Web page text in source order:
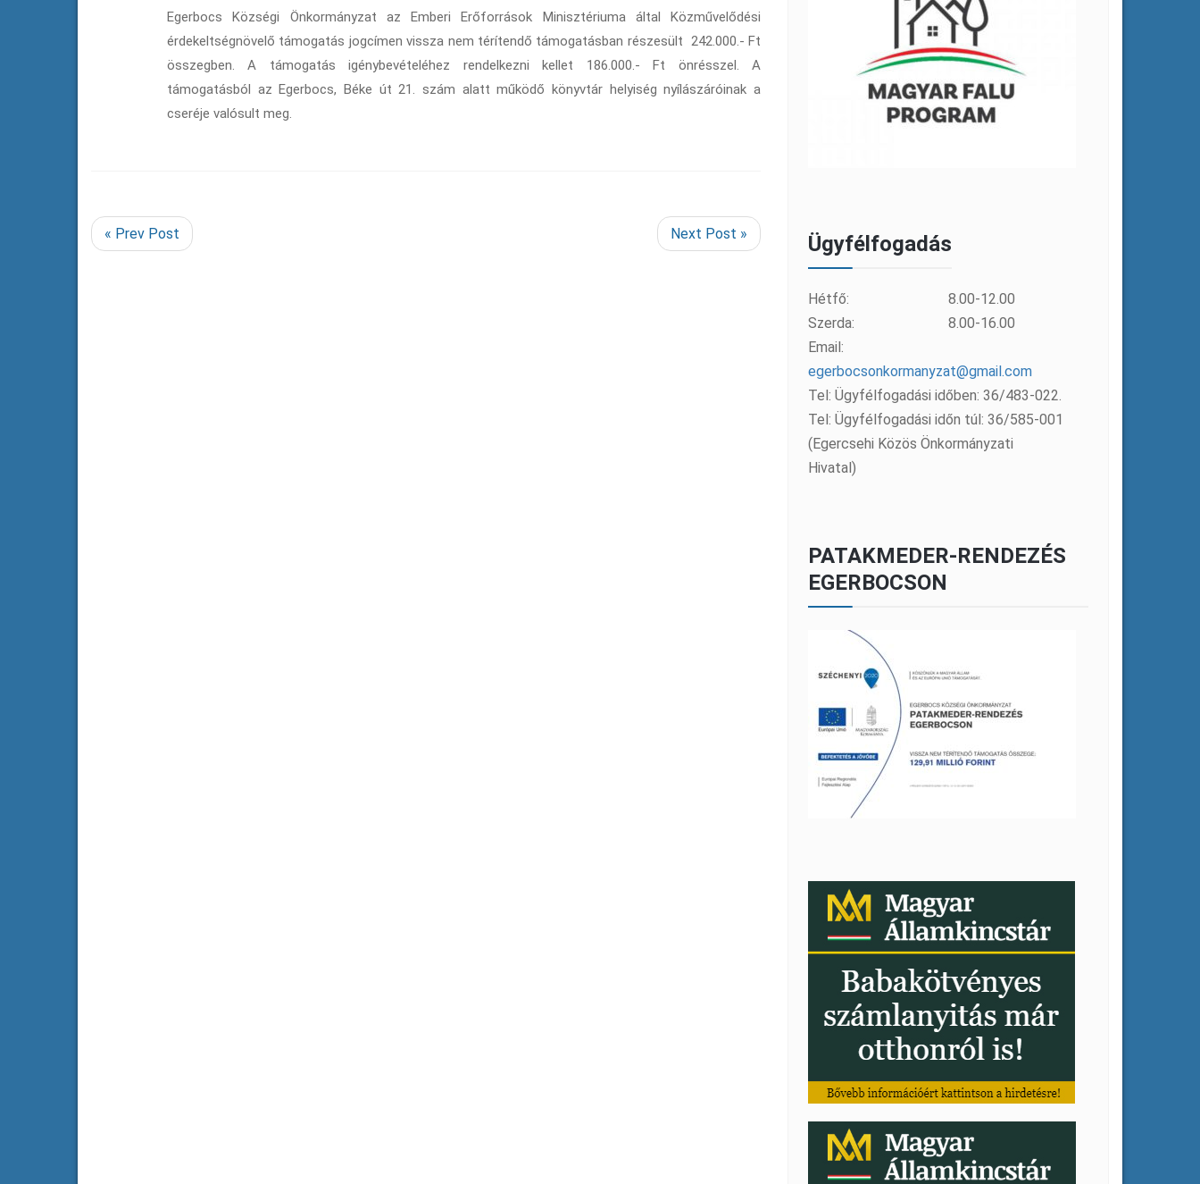
Egerbocs Községi Önkormányzat az Emberi Erőforrások Minisztériuma által Közművelődési
érdekeltségnövelő támogatás jogcímen vissza nem térítendő támogatásban részesült 242.000.- Ft
összegben. A támogatás igénybevételéhez rendelkezni kellet 186.000.- Ft önrésszel. A
támogatásból az Egerbocs, Béke út 21. szám alatt működő könyvtár helyiség nyílászáróinak a
cseréje valósult meg.
« Prev Post Next Post » Ügyfélfogadás
Hétfő:
8.00-12.00
Szerda:
8.00-16.00
Email:
egerbocsonkormanyzat@gmail.com
Tel: Ügyfélfogadási időben: 36/483-022.
Tel: Ügyfélfogadási időn túl: 36/585-001
(Egercsehi Közös Önkormányzati
Hivatal)
PATAKMEDER-RENDEZÉS
EGERBOCSON